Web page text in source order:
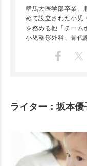
群馬大医学部卒業。
めて設立された小児
を務める他「チーム
小児整形外科、骨代
ライター：坂本